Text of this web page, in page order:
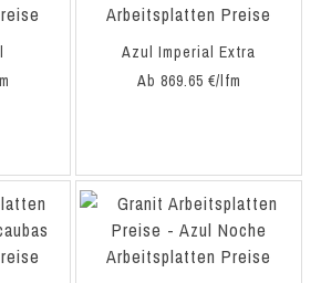
Azul Imperial Extra
Ab 869.65 €/lfm